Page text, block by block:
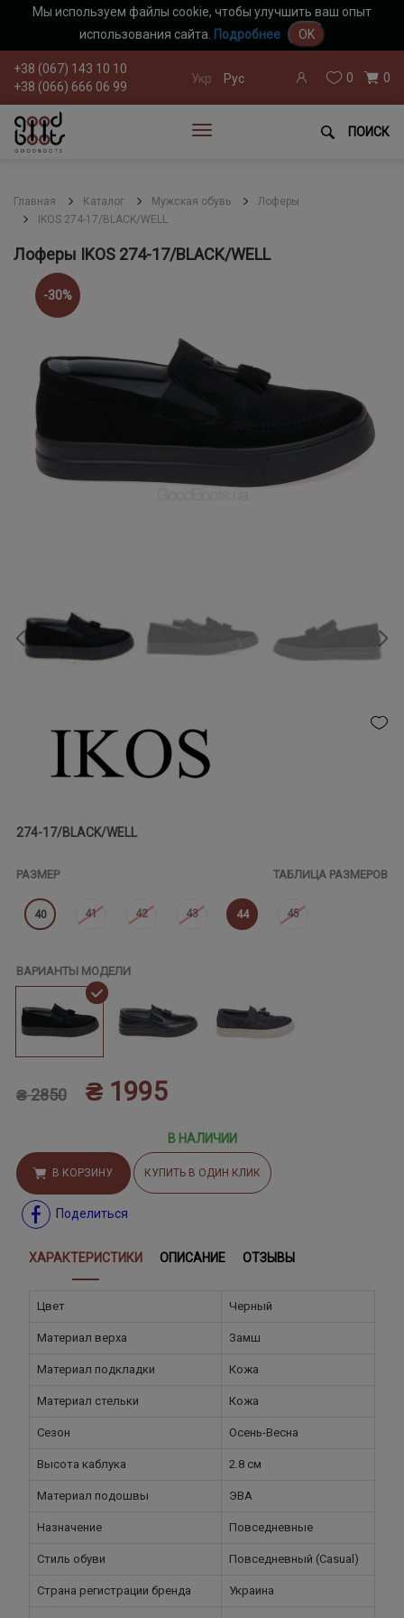
Мы используем файлы cookie, чтобы улучшить ваш опыт
использования сайта. Подробнее OK
+38 (067) 143 10 10
+38 (066) 666 06 99
Укр Рус 0 0
ПОИСК
Главная Каталог Мужская обувь
Лоферы
IKOS 274-17/BLACK/WELL
Лоферы IKOS 274-17/BLACK/WELL
-30%
274-17/BLACK/WELL
РАЗМЕР ТАБЛИЦА РАЗМЕРОВ
40 41 42 43 44 45
ВАРИАНТЫ МОДЕЛИ
₴ 2850 ₴ 1995
В НАЛИЧИИ
В КОРЗИНУ КУПИТЬ В ОДИН КЛИК
Поделиться
ХАРАКТЕРИСТИКИ ОПИСАНИЕ ОТЗЫВЫ
Цвет Черный
Материал верха Замш
Материал подкладки Кожа
Материал стельки Кожа
Сезон Осень-Весна
Высота каблука 2.8 см
Материал подошвы ЭВА
Назначение Повседневные
Стиль обуви Повседневный (Casual)
Страна регистрации бренда Украина